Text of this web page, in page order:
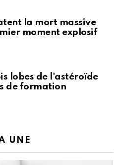
la mort massive
moment explosif
lobes de l'astéroïde
de formation
UNE